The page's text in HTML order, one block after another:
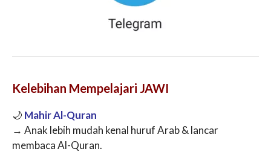
Kelebihan Mempelajari JAWI
🌙 Mahir Al-Quran
→ Anak lebih mudah kenal huruf Arab & lancar
membaca Al-Quran.